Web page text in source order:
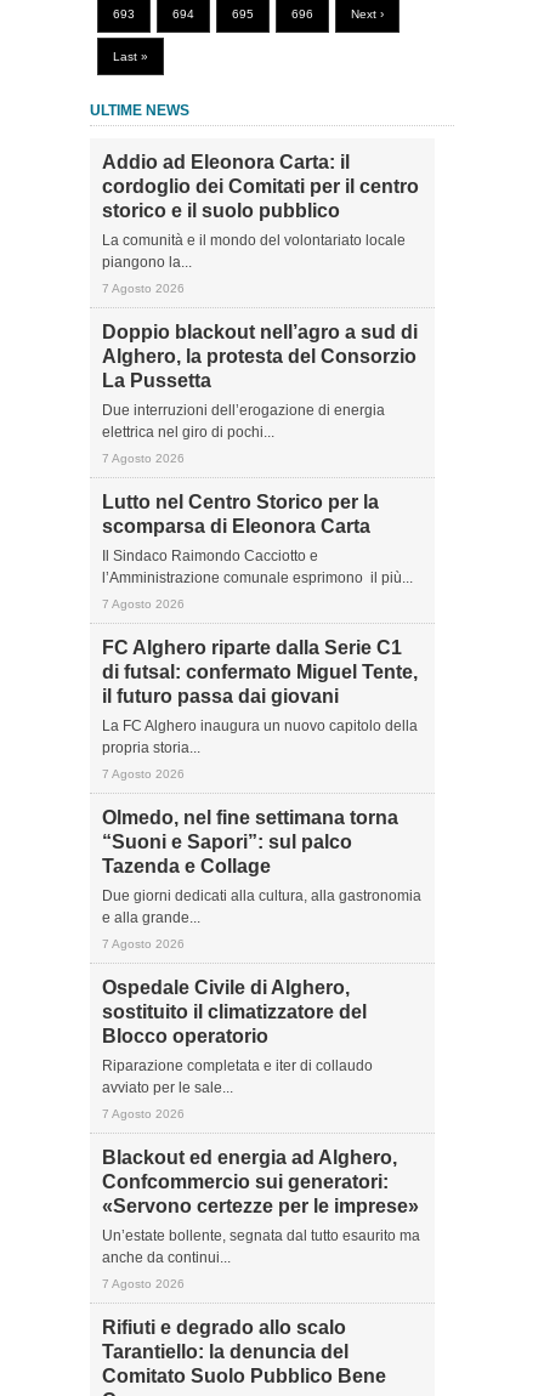
693 694 695 696 Next ›
Last »
ULTIME NEWS
Addio ad Eleonora Carta: il
cordoglio dei Comitati per il centro
storico e il suolo pubblico
La comunità e il mondo del volontariato locale
piangono la...
7 Agosto 2026
Doppio blackout nell’agro a sud di
Alghero, la protesta del Consorzio
La Pussetta
Due interruzioni dell’erogazione di energia
elettrica nel giro di pochi...
7 Agosto 2026
Lutto nel Centro Storico per la
scomparsa di Eleonora Carta
Il Sindaco Raimondo Cacciotto e
l’Amministrazione comunale esprimono il più...
7 Agosto 2026
FC Alghero riparte dalla Serie C1
di futsal: confermato Miguel Tente,
il futuro passa dai giovani
La FC Alghero inaugura un nuovo capitolo della
propria storia...
7 Agosto 2026
Olmedo, nel fine settimana torna
“Suoni e Sapori”: sul palco
Tazenda e Collage
Due giorni dedicati alla cultura, alla gastronomia
e alla grande...
7 Agosto 2026
Ospedale Civile di Alghero,
sostituito il climatizzatore del
Blocco operatorio
Riparazione completata e iter di collaudo
avviato per le sale...
7 Agosto 2026
Blackout ed energia ad Alghero,
Confcommercio sui generatori:
«Servono certezze per le imprese»
Un’estate bollente, segnata dal tutto esaurito ma
anche da continui...
7 Agosto 2026
Rifiuti e degrado allo scalo
Tarantiello: la denuncia del
Comitato Suolo Pubblico Bene